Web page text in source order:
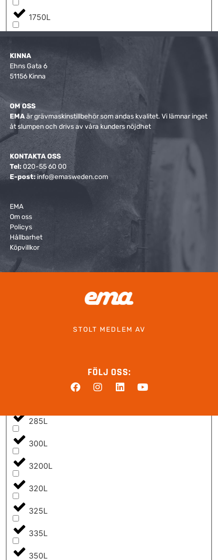
1750L
1800L
2000L
200L
210L
215L
220L
230L
285L
300L
3200L
320L
325L
335L
350L
KINNA
Ehns Gata 6
51156 Kinna
OM OSS
EMAär grävmaskinstillbehör som andas kvalitet. Vi lämnar inget
åt slumpen och drivs av våra kunders nöjdhet
KONTAKTA OSS
Tel:020-55 60 00
E-post:info@emasweden.com
EMA
Om oss
Policys
Hållbarhet
Köpvillkor
STOLT MEDLEM AV
FÖLJ OSS: